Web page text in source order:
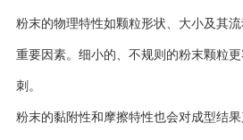
粉末的物理特性如颗粒形状、大小及其
重要因素。细小的、不规则的粉末颗粒
刺。
粉末的黏附性和摩擦特性也会对成型结